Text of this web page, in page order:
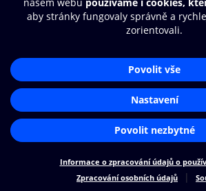
Nákupní řád
Přístupnost
Cookies
Nastavení cookies
Aplikace
Čti a poslouchej
audioknihy